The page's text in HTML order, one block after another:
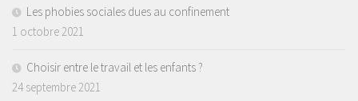
Les phobies sociales dues au confinement
1 octobre 2021
Choisir entre le travail et les enfants ?
24 septembre 2021